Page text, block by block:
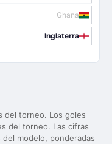
Ghana
Inglaterra
del torneo. Los goles
del torneo. Las cifras
modelo, ponderadas